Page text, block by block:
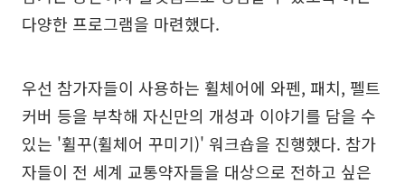
다양한 프로그램을 마련했다.
우선 참가자들이 사용하는 휠체어에 와펜, 패치, 펠트
커버 등을 부착해 자신만의 개성과 이야기를 담을 수
있는 '휠꾸(휠체어 꾸미기)' 워크숍을 진행했다. 참가
자들이 전 세계 교통약자들을 대상으로 전하고 싶은